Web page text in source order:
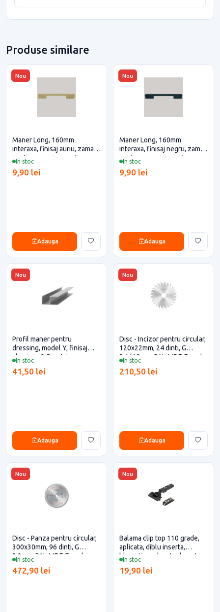
Produse similare
Nou
In stoc
Maner Long, 160mm
interaxa, finisaj auriu, zamac
pentru casa si proiecte
9,90 lei
Adauga
Nou
In stoc
Maner Long, 160mm
interaxa, finisaj negru, zamac
pentru casa si proiecte
9,90 lei
Adauga
Nou
In stoc
Profil maner pentru
dressing, model Y, finisaj
aluminiu, 2.5 metri
41,50 lei
Adauga
Nou
In stoc
Disc - Incizor pentru circular,
120x22mm, 24 dinti, G
3.1/4.3mm, PAL-MDF, Freud
210,50 lei
Adauga
Nou
In stoc
Disc - Panza pentru circular,
300x30mm, 96 dinti, G
3.2mm, PAL-MDF, Freud
472,90 lei
Nou
In stoc
Balama clip top 110 grade,
aplicata, diblu inserta,
blumotion, placuta dreapta,
casa si proiecte eficiente
19,90 lei